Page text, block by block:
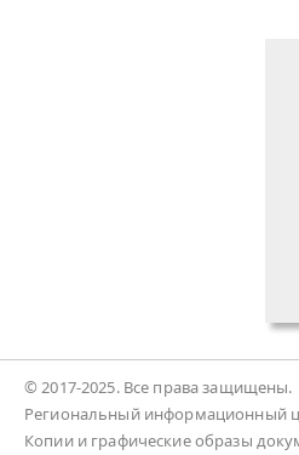
© 2017-2025. Все права защищены.
Региональный информационный
Копии и графические образы